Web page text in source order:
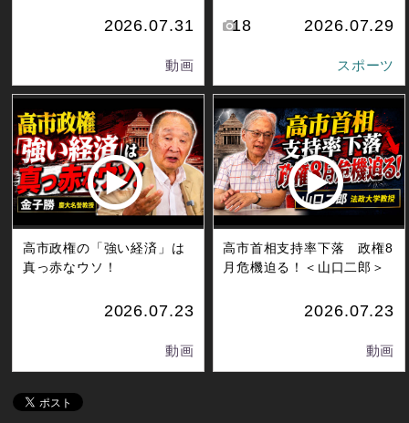
2026.07.31
動画
18 2026.07.29
スポーツ
高市政権の「強い経済」は
真っ赤なウソ！
2026.07.23
動画
高市首相支持率下落 政権8
月危機迫る！＜山口二郎＞
2026.07.23
動画